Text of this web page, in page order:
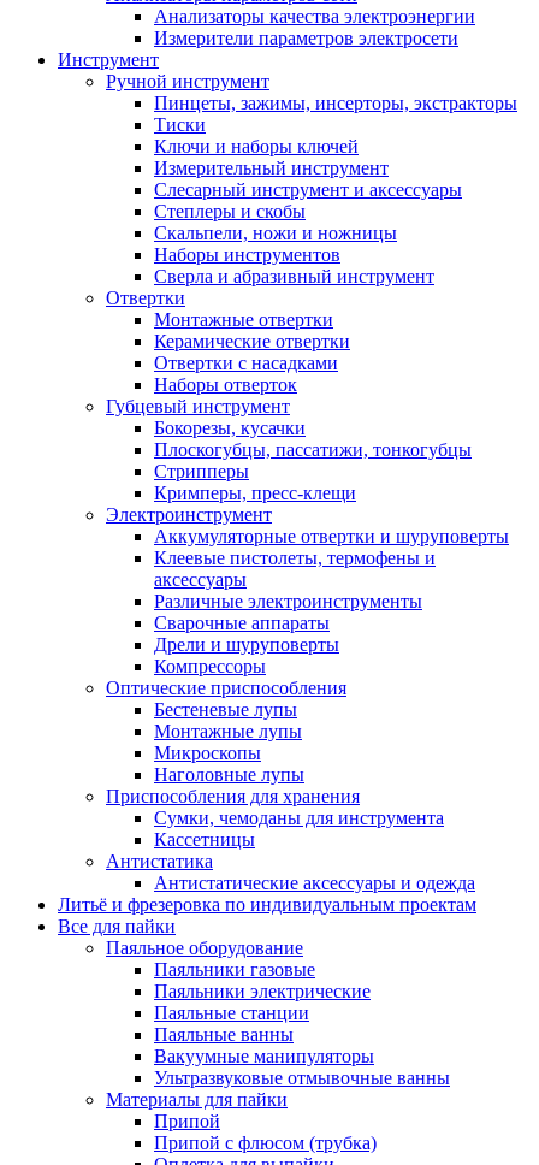
Анализаторы качества электроэнергии
Измерители параметров электросети
Инструмент
Ручной инструмент
Пинцеты, зажимы, инсерторы, экстракторы
Тиски
Ключи и наборы ключей
Измерительный инструмент
Слесарный инструмент и аксессуары
Степлеры и скобы
Скальпели, ножи и ножницы
Наборы инструментов
Сверла и абразивный инструмент
Отвертки
Монтажные отвертки
Керамические отвертки
Отвертки с насадками
Наборы отверток
Губцевый инструмент
Бокорезы, кусачки
Плоскогубцы, пассатижи, тонкогубцы
Стрипперы
Кримперы, пресс-клещи
Электроинструмент
Аккумуляторные отвертки и шуруповерты
Клеевые пистолеты, термофены и
аксессуары
Различные электроинструменты
Сварочные аппараты
Дрели и шуруповерты
Компрессоры
Оптические приспособления
Бестеневые лупы
Монтажные лупы
Микроскопы
Наголовные лупы
Приспособления для хранения
Сумки, чемоданы для инструмента
Кассетницы
Антистатика
Антистатические аксессуары и одежда
Литьё и фрезеровка по индивидуальным проектам
Все для пайки
Паяльное оборудование
Паяльники газовые
Паяльники электрические
Паяльные станции
Паяльные ванны
Вакуумные манипуляторы
Ультразвуковые отмывочные ванны
Материалы для пайки
Припой
Припой с флюсом (трубка)